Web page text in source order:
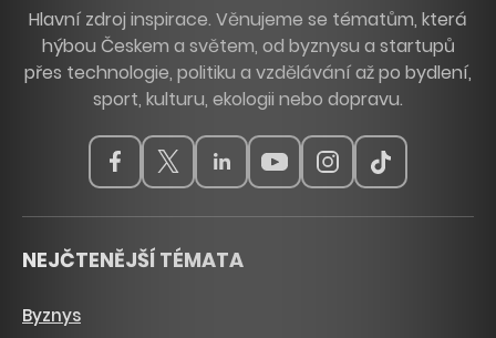
Hlavní zdroj inspirace. Věnujeme se tématům, která
hýbou Českem a světem, od byznysu a startupů
přes technologie, politiku a vzdělávání až po bydlení,
sport, kulturu, ekologii nebo dopravu.
NEJČTENĚJŠÍ TÉMATA
Byznys